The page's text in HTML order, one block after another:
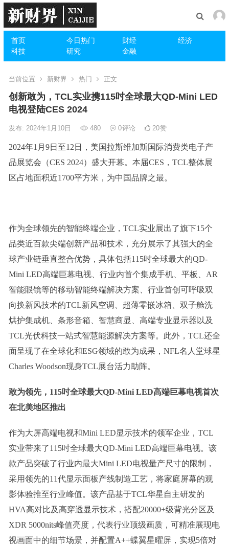
首页 今日热门 财经
经济
科技
研究 金融
当前位置 新财界 热门 正文
创新敢为，TCL实业携115吋全球最大QD-Mini LED
电视登陆CES 2024
发布: 2024年1月10日 480 0评论 20赞
2024年1月9日至12日，美国拉斯维加斯国际消费类电子产
品展览会（CES 2024）盛大开幕。本届CES，TCL整体展
区占地面积近1700平方米，为中国品牌之最。
作为全球领先的智能终端企业，TCL实业展出了旗下15个
品类近百款尖端创新产品和技术，充分展示了其强大的全
球产业链垂直整合优势，具体包括115吋全球最大的QD-
Mini LED高端巨幕电视、行业内首个集成手机、平板、AR
智能眼镜等的移动智能终端解决方案、行业首创可呼吸双
向换新风技术的TCL新风空调、超薄零嵌冰箱、双子舱洗
烘护集成机、条形音箱、智慧商显、高端专业显示器以及
TCL光伏科技一站式智慧能源解决方案等。此外，TCL还全
面呈现了在全球化和ESG领域的敢为成果，NFL名人堂球星
Charles Woodson现身TCL展台活力助阵。
敢为领先， 115吋全球最大QD-Mini LED高端巨幕电视首次
在北美地区推出
作为大屏高端电视和Mini LED显示技术的领军企业，TCL
实业带来了115吋全球最大QD-Mini LED高端巨幕电视。该
款产品突破了行业内最大Mini LED电视量产尺寸的限制，
采用领先的11代显示面板产线制造工艺，将家庭屏幕的观
影体验推至行业峰值。该产品基于TCL华星自主研发的
HVA高对比及高穿透显示技术，搭配20000+级背光分区及
XDR 5000nits峰值亮度，代表行业顶级画质，可精准展现电
视画面中的细节场景，并配置A++蝶翼星曜屏，实现5倍对